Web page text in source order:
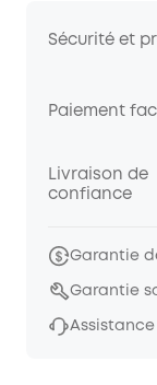
Sécurité et
Paiement
Livraison de
confiance
Garantie
Garantie